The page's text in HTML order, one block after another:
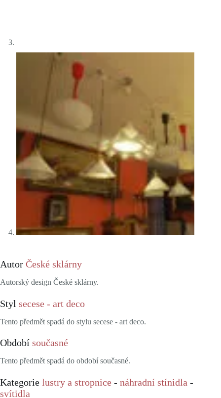
Autor České sklárny
Autorský design České sklárny.
Styl secese - art deco
Tento předmět spadá do stylu secese - art deco.
Období současné
Tento předmět spadá do období současné.
Kategorie lustry a stropnice - náhradní stínidla -
svítidla